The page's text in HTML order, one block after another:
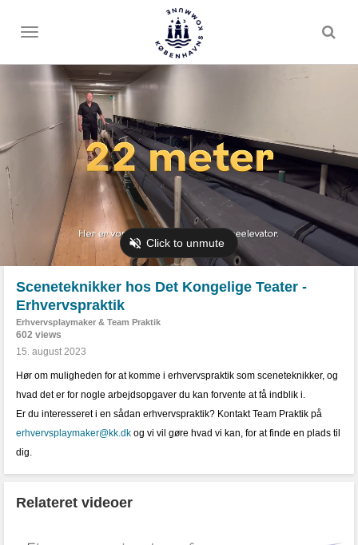
Toggle
Sceneteknikker hos Det Kongelige Teater -
Erhvervspraktik
Erhvervsplaymaker & Team Praktik
602 views
15. august 2023
Hør om muligheden for at komme i erhvervspraktik som sceneteknikker, og
hvad det er for nogle arbejdsopgaver du kan forvente at få indblik i.
Er du interesseret i en sådan erhvervspraktik? Kontakt Team Praktik på
erhvervsplaymaker@kk.dk og vi vil gøre hvad vi kan, for at finde en plads til
dig.
Relateret videoer